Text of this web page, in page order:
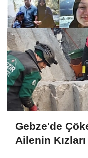
Gebze'de
Ailenin